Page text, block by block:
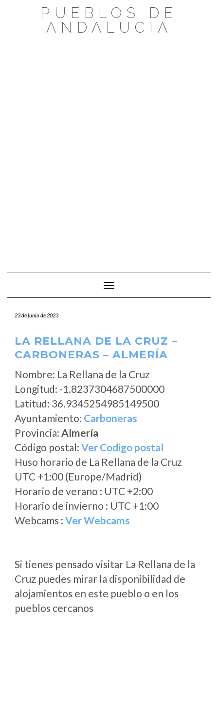
PUEBLOS DE
ANDALUCIA
Cambiar modo de navegación
23 de junio de 2023
LA RELLANA DE LA CRUZ –
CARBONERAS – ALMERÍA
Nombre: La Rellana de la Cruz
Longitud: -1.8237304687500000
Latitud: 36.9345254985149500
Ayuntamiento: Carboneras
Provincia: Almería
Código postal: Ver Codigo postal
Huso horario de La Rellana de la Cruz
UTC +1:00 (Europe/Madrid)
Horario de verano : UTC +2:00
Horario de invierno : UTC +1:00
Webcams : Ver Webcams
Si tienes pensado visitar La Rellana de la
Cruz puedes mirar la disponibilidad de
alojamientos en este pueblo o en los
pueblos cercanos